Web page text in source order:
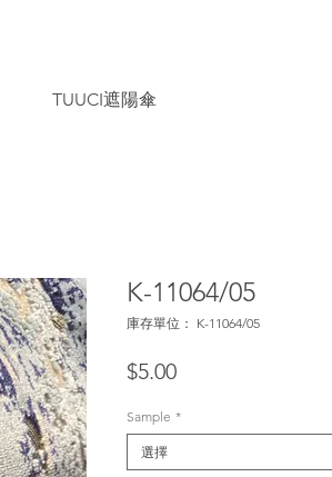
TUUCI遮陽傘
K-11064/05
庫存單位： K-11064/05
$5.00價
Sample *
選擇